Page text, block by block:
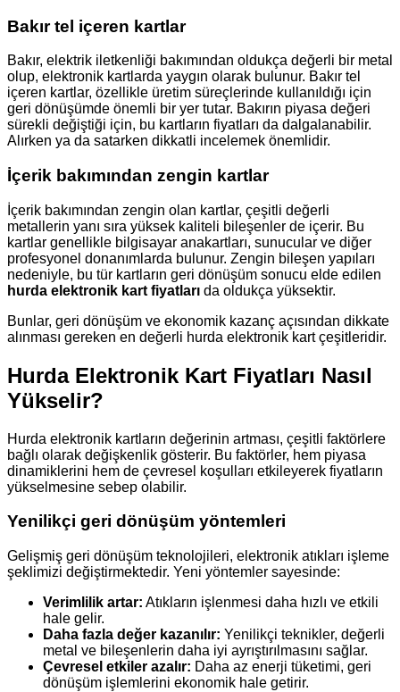
Bakır tel içeren kartlar
Bakır, elektrik iletkenliği bakımından oldukça değerli bir metal
olup, elektronik kartlarda yaygın olarak bulunur. Bakır tel
içeren kartlar, özellikle üretim süreçlerinde kullanıldığı için
geri dönüşümde önemli bir yer tutar. Bakırın piyasa değeri
sürekli değiştiği için, bu kartların fiyatları da dalgalanabilir.
Alırken ya da satarken dikkatli incelemek önemlidir.
İçerik bakımından zengin kartlar
İçerik bakımından zengin olan kartlar, çeşitli değerli
metallerin yanı sıra yüksek kaliteli bileşenler de içerir. Bu
kartlar genellikle bilgisayar anakartları, sunucular ve diğer
profesyonel donanımlarda bulunur. Zengin bileşen yapıları
nedeniyle, bu tür kartların geri dönüşüm sonucu elde edilen
hurda elektronik kart fiyatları da oldukça yüksektir.
Bunlar, geri dönüşüm ve ekonomik kazanç açısından dikkate
alınması gereken en değerli hurda elektronik kart çeşitleridir.
Hurda Elektronik Kart Fiyatları Nasıl
Yükselir?
Hurda elektronik kartların değerinin artması, çeşitli faktörlere
bağlı olarak değişkenlik gösterir. Bu faktörler, hem piyasa
dinamiklerini hem de çevresel koşulları etkileyerek fiyatların
yükselmesine sebep olabilir.
Yenilikçi geri dönüşüm yöntemleri
Gelişmiş geri dönüşüm teknolojileri, elektronik atıkları işleme
şeklimizi değiştirmektedir. Yeni yöntemler sayesinde:
Verimlilik artar: Atıkların işlenmesi daha hızlı ve etkili
hale gelir.
Daha fazla değer kazanılır: Yenilikçi teknikler, değerli
metal ve bileşenlerin daha iyi ayrıştırılmasını sağlar.
Çevresel etkiler azalır: Daha az enerji tüketimi, geri
dönüşüm işlemlerini ekonomik hale getirir.